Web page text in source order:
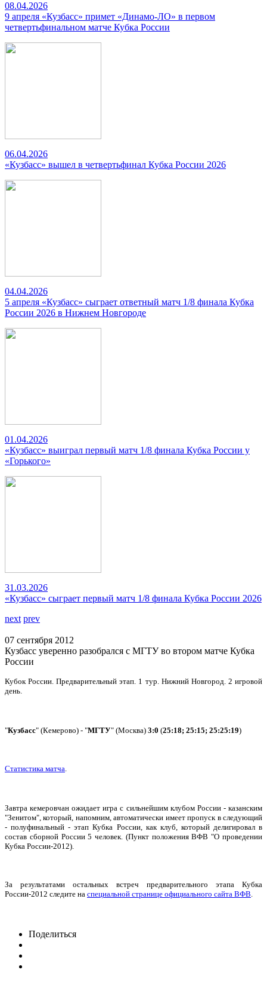
08.04.2026
9 апреля «Кузбасс» примет «Динамо-ЛО» в первом
четвертьфинальном матче Кубка России
06.04.2026
«Кузбасс» вышел в четвертьфинал Кубка России 2026
04.04.2026
5 апреля «Кузбасс» сыграет ответный матч 1/8 финала Кубка
России 2026 в Нижнем Новгороде
01.04.2026
«Кузбасс» выиграл первый матч 1/8 финала Кубка России у
«Горького»
31.03.2026
«Кузбасс» сыграет первый матч 1/8 финала Кубка России 2026
next prev
07 сентября 2012
Кузбасс уверенно разобрался с МГТУ во втором матче Кубка
России
Кубок России. Предварительный этап. 1 тур. Нижний Новгород. 2 игровой
день.
"Кузбасс" (Кемерово) - "МГТУ" (Москва) 3:0 (25:18; 25:15; 25:25:19)
Статистика матча.
Завтра кемеровчан ожидает игра с сильнейшим клубом России - казанским
"Зенитом", который, напомним, автоматически имеет пропуск в следующий
- полуфинальный - этап Кубка России, как клуб, который делигировал в
состав сборной России 5 человек. (Пункт положения ВФВ "О проведении
Кубка России-2012).
За результатами остальных встреч предварительного этапа Кубка
России-2012 следите на специальной странице официального сайта ВФВ.
Поделиться